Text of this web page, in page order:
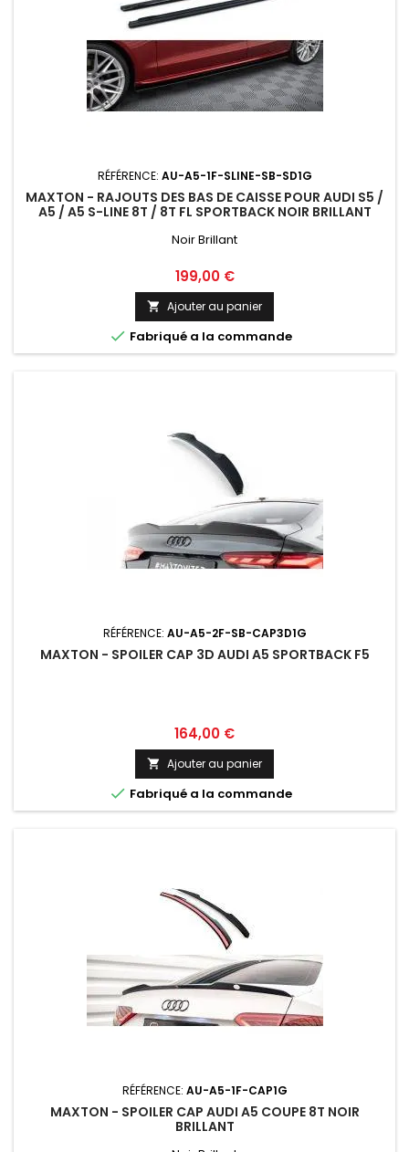
RÉFÉRENCE: AU-A5-1F-SLINE-SB-SD1G
MAXTON - RAJOUTS DES BAS DE CAISSE POUR AUDI S5 /
A5 / A5 S-LINE 8T / 8T FL SPORTBACK NOIR BRILLANT
Noir Brillant
Prix
199,00 €
 Ajouter au panier
 Fabriqué a la commande
RÉFÉRENCE: AU-A5-2F-SB-CAP3D1G
MAXTON - SPOILER CAP 3D AUDI A5 SPORTBACK F5
Prix
164,00 €
 Ajouter au panier
 Fabriqué a la commande
RÉFÉRENCE: AU-A5-1F-CAP1G
MAXTON - SPOILER CAP AUDI A5 COUPE 8T NOIR
BRILLANT